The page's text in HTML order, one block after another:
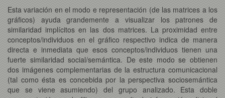
Esta variación en el modo e representación (de las matrices a los
gráficos) ayuda grandemente a visualizar los patrones de
similaridad implícitos en las dos matrices. La proximidad entre
conceptos/individuos en el gráfico respectivo indica de manera
directa e inmediata que esos conceptos/individuos tienen una
fuerte similaridad social/semántica. De este modo se obtienen
dos imágenes complementarias de la estructura comunicacional
(tal como ésta es concebida por la perspectiva sociosemántica
que se viene asumiendo) del grupo analizado. Esta doble